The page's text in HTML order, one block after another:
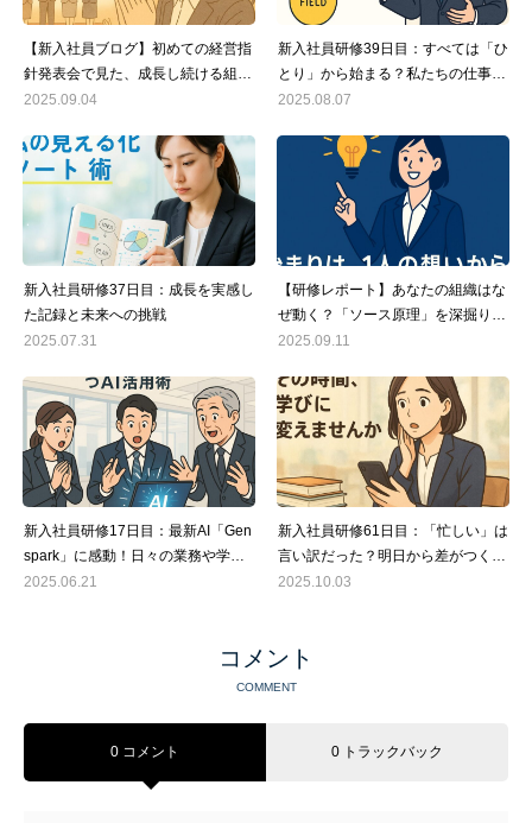
【新入社員ブログ】初めての経営指
針発表会で見た、成長し続ける組織
の姿
2025.09.04
新入社員研修39日目：すべては「ひ
とり」から始まる？私たちの仕事観
を揺るがした「ソース原理」とは
2025.08.07
新入社員研修37日目：成長を実感し
た記録と未来への挑戦
2025.07.31
【研修レポート】あなたの組織はな
ぜ動く？「ソース原理」を深掘りし
て見えた、チームが活性化する秘訣
2025.09.11
新入社員研修17日目：最新AI「Gen
spark」に感動！日々の業務や学び
に役立つAI活用術
2025.06.21
新入社員研修61日目：「忙しい」は
言い訳だった？明日から差がつく勉
強法と読書術
2025.10.03
コメント
COMMENT
0 コメント 0 トラックバック